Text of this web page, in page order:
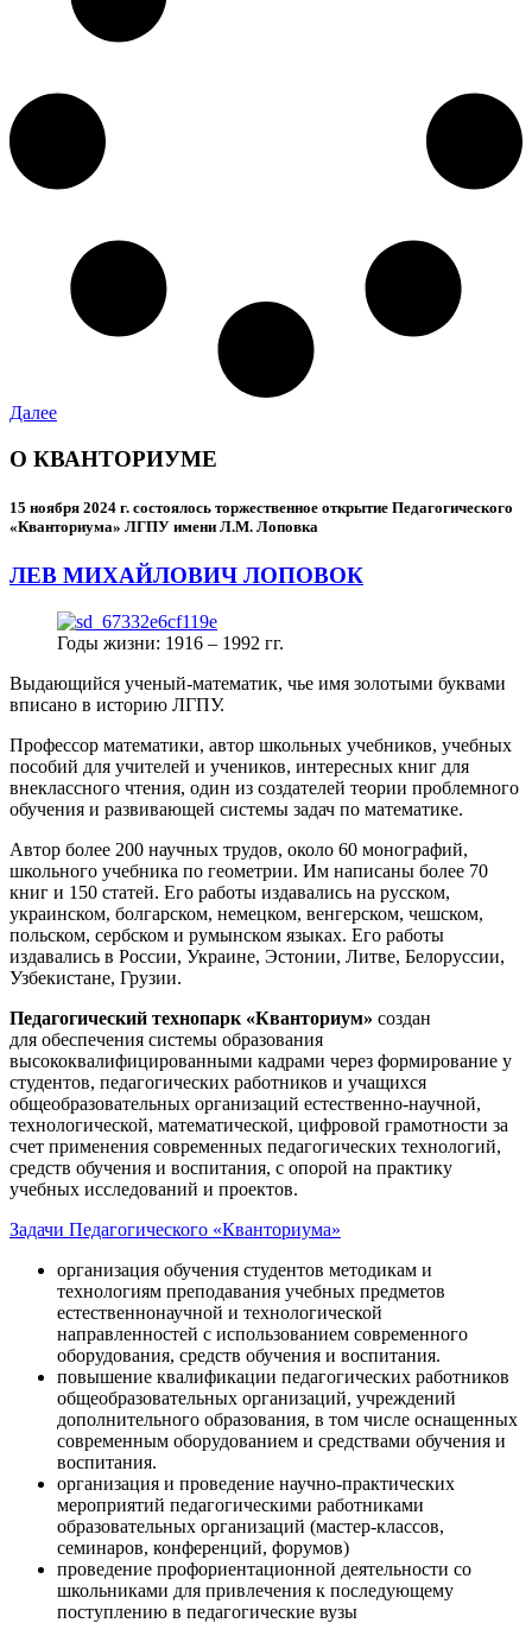
Далее
О КВАНТОРИУМЕ
15 ноября 2024 г. состоялось торжественное открытие Педагогического
«Кванториума» ЛГПУ имени Л.М. Лоповка
ЛЕВ МИХАЙЛОВИЧ ЛОПОВОК
Годы жизни: 1916 – 1992 гг.
Выдающийся ученый-математик, чье имя золотыми буквами
вписано в историю ЛГПУ.
Профессор математики, автор школьных учебников, учебных
пособий для учителей и учеников, интересных книг для
внеклассного чтения, один из создателей теории проблемного
обучения и развивающей системы задач по математике.
Автор более 200 научных трудов, около 60 монографий,
школьного учебника по геометрии. Им написаны более 70
книг и 150 статей. Его работы издавались на русском,
украинском, болгарском, немецком, венгерском, чешском,
польском, сербском и румынском языках. Его работы
издавались в России, Украине, Эстонии, Литве, Белоруссии,
Узбекистане, Грузии.
Педагогический технопарк «Кванториум» создан
для обеспечения системы образования
высококвалифицированными кадрами через формирование у
студентов, педагогических работников и учащихся
общеобразовательных организаций естественно-научной,
технологической, математической, цифровой грамотности за
счет применения современных педагогических технологий,
средств обучения и воспитания, с опорой на практику
учебных исследований и проектов.
Задачи Педагогического «Кванториума»
организация обучения студентов методикам и
технологиям преподавания учебных предметов
естественнонаучной и технологической
направленностей с использованием современного
оборудования, средств обучения и воспитания.
повышение квалификации педагогических работников
общеобразовательных организаций, учреждений
дополнительного образования, в том числе оснащенных
современным оборудованием и средствами обучения и
воспитания.
организация и проведение научно-практических
мероприятий педагогическими работниками
образовательных организаций (мастер-классов,
семинаров, конференций, форумов)
проведение профориентационной деятельности со
школьниками для привлечения к последующему
поступлению в педагогические вузы